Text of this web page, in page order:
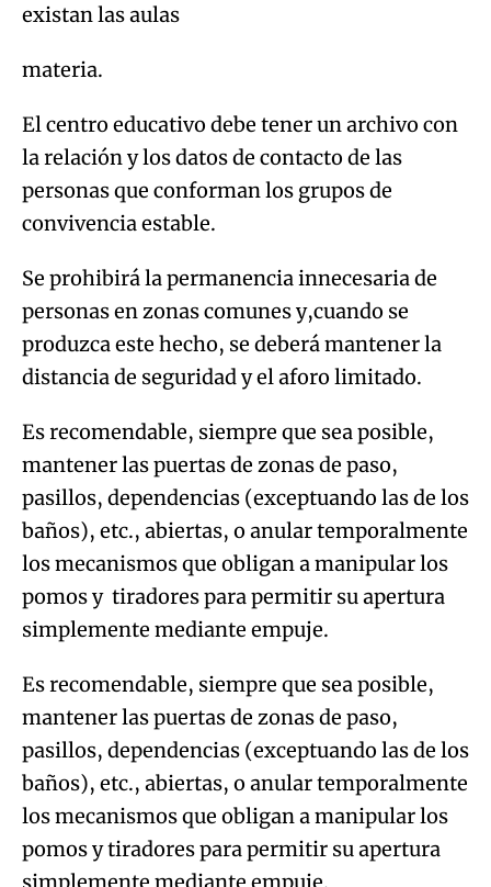
existan las aulas
materia.
El centro educativo debe tener un archivo con
la relación y los datos de contacto de las
personas que conforman los grupos de
convivencia estable.
Se prohibirá la permanencia innecesaria de
personas en zonas comunes y,cuando se
produzca este hecho, se deberá mantener la
distancia de seguridad y el aforo limitado.
Es recomendable, siempre que sea posible,
mantener las puertas de zonas de paso,
pasillos, dependencias (exceptuando las de los
baños), etc., abiertas, o anular temporalmente
los mecanismos que obligan a manipular los
pomos y tiradores para permitir su apertura
simplemente mediante empuje.
Es recomendable, siempre que sea posible,
mantener las puertas de zonas de paso,
pasillos, dependencias (exceptuando las de los
baños), etc., abiertas, o anular temporalmente
los mecanismos que obligan a manipular los
pomos y tiradores para permitir su apertura
simplemente mediante empuje.